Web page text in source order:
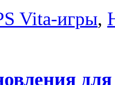
Vita-игры,